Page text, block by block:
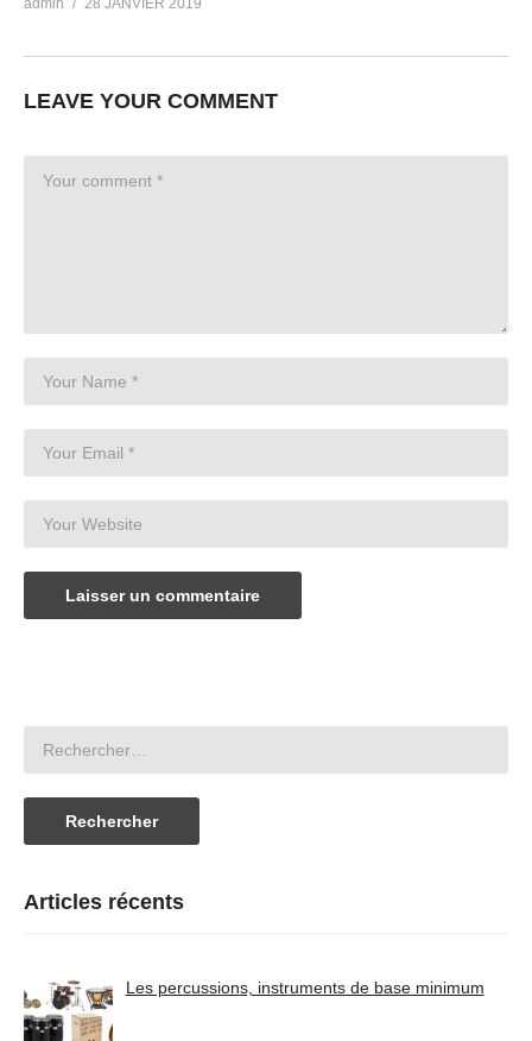
admin 28 JANVIER 2019
LEAVE YOUR COMMENT
Articles récents
Les percussions, instruments de base minimum